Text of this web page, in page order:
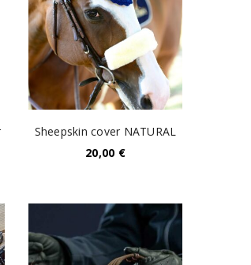
Sheepskin cover NATURAL
20,00 €